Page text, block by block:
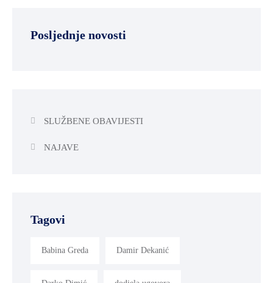
Posljednje novosti
SLUŽBENE OBAVIJESTI
NAJAVE
Tagovi
Babina Greda Damir Dekanić